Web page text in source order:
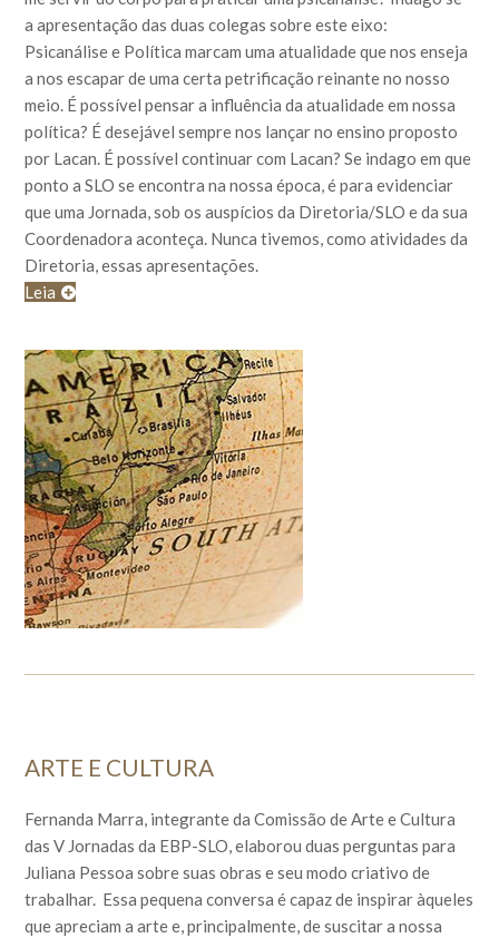
a apresentação das duas colegas sobre este eixo:
Psicanálise e Política marcam uma atualidade que nos enseja
a nos escapar de uma certa petrificação reinante no nosso
meio. É possível pensar a influência da atualidade em nossa
política? É desejável sempre nos lançar no ensino proposto
por Lacan. É possível continuar com Lacan? Se indago em que
ponto a SLO se encontra na nossa época, é para evidenciar
que uma Jornada, sob os auspícios da Diretoria/SLO e da sua
Coordenadora aconteça. Nunca tivemos, como atividades da
Diretoria, essas apresentações.
Leia
ARTE E CULTURA
Fernanda Marra, integrante da Comissão de Arte e Cultura
das V Jornadas da EBP-SLO, elaborou duas perguntas para
Juliana Pessoa sobre suas obras e seu modo criativo de
trabalhar. Essa pequena conversa é capaz de inspirar àqueles
que apreciam a arte e, principalmente, de suscitar a nossa